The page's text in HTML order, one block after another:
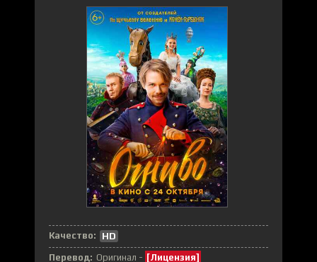
Качество:
HD
Перевод: Оригинал - [Лицензия]